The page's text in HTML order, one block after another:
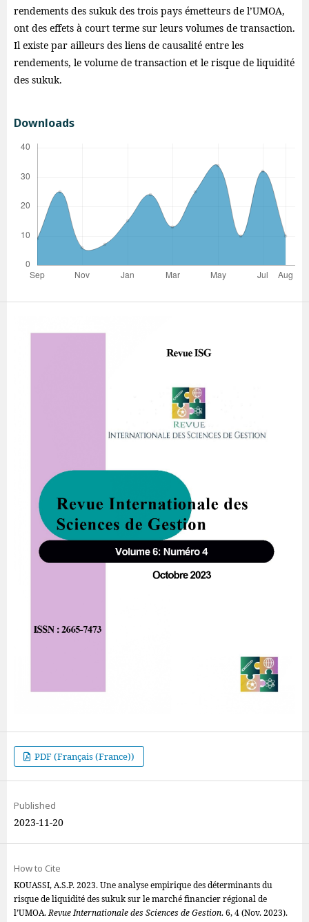
rendements des sukuk des trois pays émetteurs de l’UMOA,
ont des effets à court terme sur leurs volumes de transaction.
Il existe par ailleurs des liens de causalité entre les
rendements, le volume de transaction et le risque de liquidité
des sukuk.
Downloads
PDF (Français (France))
Published
2023-11-20
How to Cite
KOUASSI, A.S.P. 2023. Une analyse empirique des déterminants du
risque de liquidité des sukuk sur le marché financier régional de
l’UMOA.Revue Internationale des Sciences de Gestion. 6, 4 (Nov. 2023).